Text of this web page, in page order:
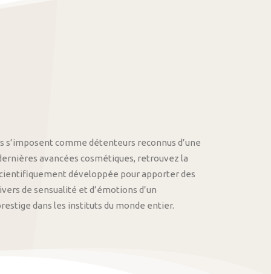
s’imposent comme détenteurs reconnus d’une
avancées cosmétiques, retrouvez la
développée pour apporter des
de sensualité et d’émotions d’un
dans les instituts du monde entier.